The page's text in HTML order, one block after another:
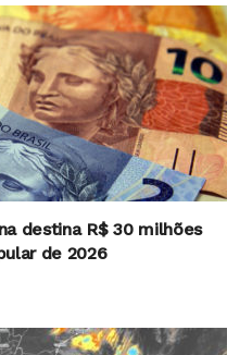
destina R$ 30 milhões
de 2026